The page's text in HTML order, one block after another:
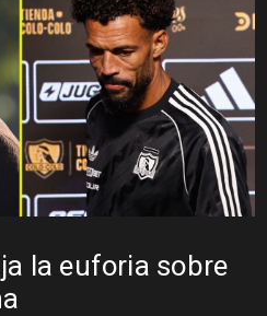
la euforia sobre